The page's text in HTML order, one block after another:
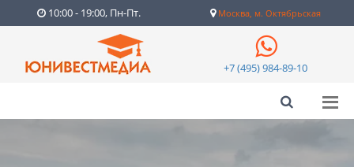
10:00 - 19:00, Пн-Пт. Москва, м. Октябрьская
+7 (495) 984-89-10